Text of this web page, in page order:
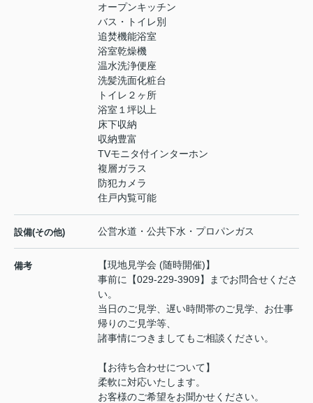
オープンキッチン
バス・トイレ別
追焚機能浴室
浴室乾燥機
温水洗浄便座
洗髪洗面化粧台
トイレ２ヶ所
浴室１坪以上
床下収納
収納豊富
TVモニタ付インターホン
複層ガラス
防犯カメラ
住戸内覧可能
設備(その他) 公営水道・公共下水・プロパンガス
備考
【現地見学会 (随時開催)】
事前に【029-229-3909】までお問合せくださ
い。
当日のご見学、遅い時間帯のご見学、お仕事
帰りのご見学等、
諸事情につきましてもご相談ください。
【お待ち合わせについて】
柔軟に対応いたします。
お客様のご希望をお聞かせください。